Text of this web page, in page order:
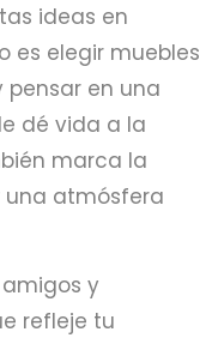
ideas en
es elegir muebles
en una
dé vida a la
marca la
atmósfera
y
refleje tu